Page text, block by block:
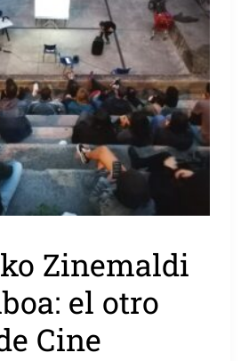
Zinemaldi
el otro
Cine